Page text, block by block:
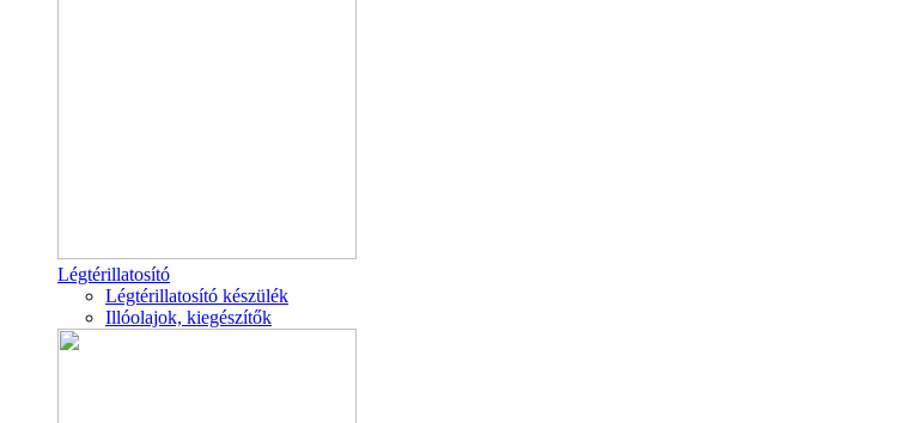
Légtérillatosító
Légtérillatosító készülék
Illóolajok, kiegészítők